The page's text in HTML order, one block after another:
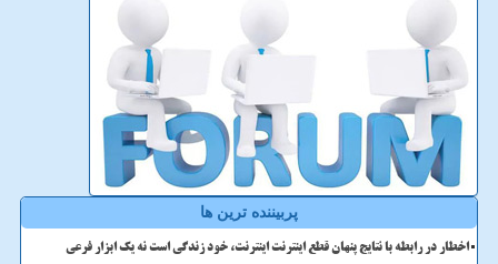
پربیننده ترین ها
اخطار در رابطه با نتایج پنهان قطع اینترنت اینترنت، خود زندگی است نه یک ابزار فرعی